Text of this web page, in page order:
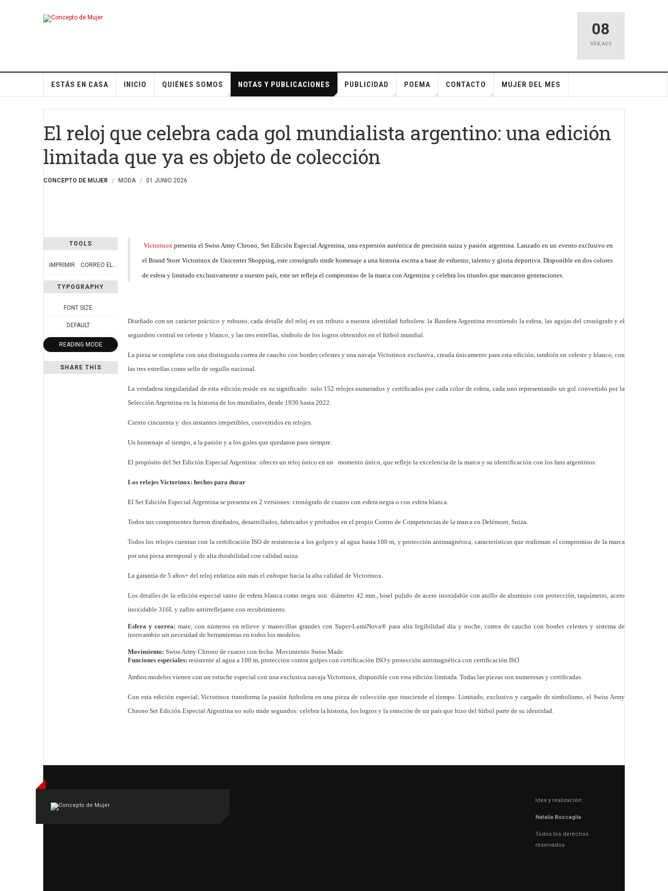
08
SÁB, AGO
ESTÁS EN CASA INICIO QUIÉNES SOMOS NOTAS Y PUBLICACIONES PUBLICIDAD POEMA CONTACTO MUJER DEL MES
El reloj que celebra cada gol mundialista argentino: una edición
limitada que ya es objeto de colección
CONCEPTO DE MUJER MODA 01 JUNIO 2026
TOOLS
IMPRIMIR CORREO ELECTRÓNICO
TYPOGRAPHY
FONT SIZE
DEFAULT
READING MODE
SHARE THIS
Victorinox presenta el Swiss Army Chrono, Set Edición Especial Argentina, una expresión auténtica de precisión suiza y pasión argentina. Lanzado en un evento exclusivo en
el Brand Store Victorinox de Unicenter Shopping, este cronógrafo rinde homenaje a una historia escrita a base de esfuerzo, talento y gloria deportiva. Disponible en dos colores
de esfera y limitado exclusivamente a nuestro país, este set refleja el compromiso de la marca con Argentina y celebra los triunfos que marcaron generaciones.
Diseñado con un carácter práctico y robusto, cada detalle del reloj es un tributo a nuestra identidad futbolera: la Bandera Argentina recorriendo la esfera, las agujas del cronógrafo y el
segundero central en celeste y blanco, y las tres estrellas, símbolo de los logros obtenidos en el fútbol mundial.
La pieza se completa con una distinguida correa de caucho con bordes celestes y una navaja Victorinox exclusiva, creada únicamente para esta edición, también en celeste y blanco, con
las tres estrellas como sello de orgullo nacional.
La verdadera singularidad de esta edición reside en su significado: solo 152 relojes numerados y certificados por cada color de esfera, cada uno representando un gol convertido por la
Selección Argentina en la historia de los mundiales, desde 1930 hasta 2022.
Ciento cincuenta y dos instantes irrepetibles, convertidos en relojes.
Un homenaje al tiempo, a la pasión y a los goles que quedaron para siempre.
El propósito del Set Edición Especial Argentina: ofrecer un reloj único en un momento único, que refleje la excelencia de la marca y su identificación con los fans argentinos.
Los relojes Victorinox: hechos para durar
El Set Edición Especial Argentina se presenta en 2 versiones: cronógrafo de cuarzo con esfera negra o con esfera blanca.
Todos sus componentes fueron diseñados, desarrollados, fabricados y probados en el propio Centro de Competencias de la marca en Delémont, Suiza.
Todos los relojes cuentan con la certificación ISO de resistencia a los golpes y al agua hasta 100 m, y protección antimagnética, características que reafirman el compromiso de la marca
por una pieza atemporal y de alta durabilidad con calidad suiza.
La garantía de 5 años+ del reloj enfatiza aún más el enfoque hacia la alta calidad de Victorinox.
Los detalles de la edición especial tanto de esfera blanca como negra son: diámetro 42 mm., bisel pulido de acero inoxidable con anillo de aluminio con protección, taquímetro, acero
inoxidable 316L y zafiro antirreflejante con recubrimiento.
Esfera y correa: mate, con números en relieve y manecillas grandes con Super-LumiNova® para alta legibilidad día y noche, correa de caucho con bordes celestes y sistema de
intercambio sin necesidad de herramientas en todos los modelos.
Movimiento: Swiss Army Chrono de cuarzo con fecha. Movimiento Swiss Made.
Funciones especiales: resistente al agua a 100 m, protección contra golpes con certificación ISO y protección antimagnética con certificación ISO.
Ambos modelos vienen con un estuche especial con una exclusiva navaja Victorinox, disponible con esta edición limitada. Todas las piezas son numerosas y certificadas.
Con esta edición especial, Victorinox transforma la pasión futbolera en una pieza de colección que trasciende el tiempo. Limitado, exclusivo y cargado de simbolismo, el Swiss Army
Chrono Set Edición Especial Argentina no solo mide segundos: celebra la historia, los logros y la emoción de un país que hizo del fútbol parte de su identidad.
Idea y realización:
Natalia Buscaglia
Todos los derechos
reservados